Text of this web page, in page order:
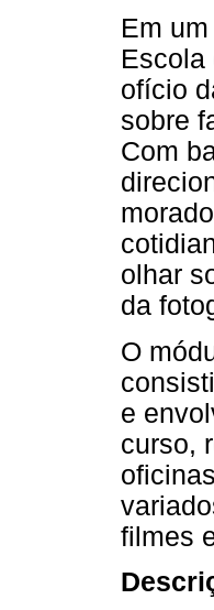
Em
Escola
ofício
sobre
Com
olhar
da
O
e
curso,
filmes